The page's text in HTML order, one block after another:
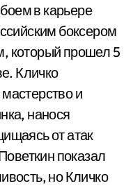
в карьере
боксером
который прошел 5
Кличко
и
нанося
от атак
показал
но Кличко